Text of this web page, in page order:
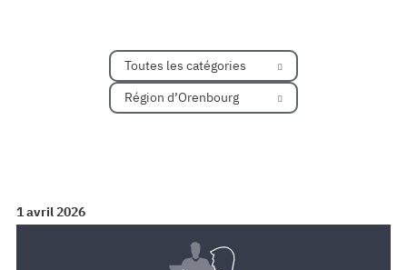
Toutes les catégories
Région d’Orenbourg
1 avril 2026